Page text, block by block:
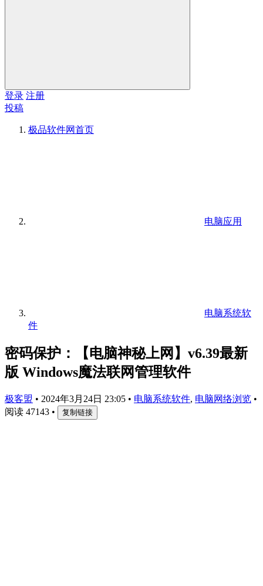
登录 注册
投稿
极品软件网首页
电脑应用
电脑系统软
件
密码保护：【电脑神秘上网】v6.39最新
版 Windows魔法联网管理软件
极客盟 • 2024年3月24日 23:05 • 电脑系统软件, 电脑网络浏览 •
阅读 47143 • 复制链接